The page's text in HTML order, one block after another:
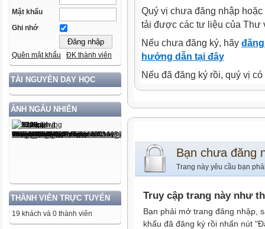
Mật khẩu
Ghi nhớ
Quên mật khẩu ĐK thành viên
TÀI NGUYÊN DẠY HỌC
ẢNH NGẪU NHIÊN
THÀNH VIÊN TRỰC TUYẾN
19 khách và 0 thành viên
Quý vị chưa đăng nhập
tải được các tư liệu của Thư
Nếu chưa đăng ký, hãy
hướng dẫn tại đây
Nếu đã đăng ký rồi, quý vị
Bạn chưa đăng
Trang này yêu cầu bạn
Truy cập trang này như
Bạn phải mở trang đăng nhập,
khẩu đã đăng ký rồi nhấn nút